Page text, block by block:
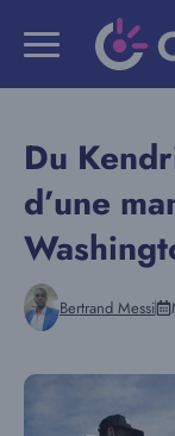
Du
d’une
Bertrand Messi